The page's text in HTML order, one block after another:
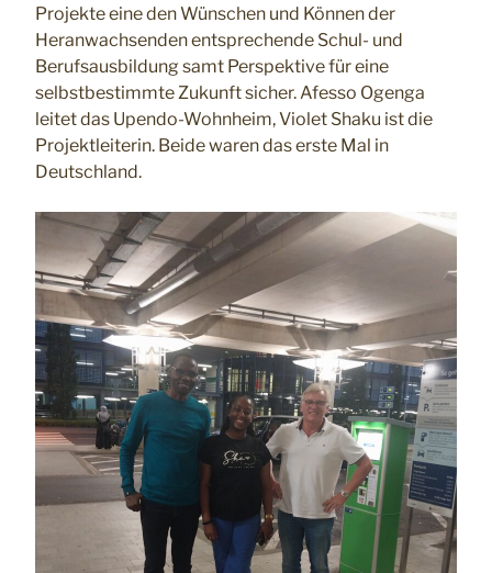
Projekte eine den Wünschen und Können der
Heranwachsenden entsprechende Schul- und
Berufsausbildung samt Perspektive für eine
selbstbestimmte Zukunft sicher. Afesso Ogenga
leitet das Upendo-Wohnheim, Violet Shaku ist die
Projektleiterin. Beide waren das erste Mal in
Deutschland.